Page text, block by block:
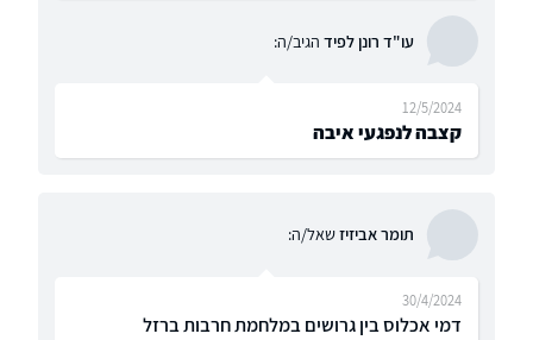
עו"ד רונן לפיד הגיב/ה:
קצבה לנפגעי איבה
12/5/2024
תומר אביזיזשאל/ה:
דמי אכלוס בין גרושים במלחמת חרבות ברזל
30/4/2024